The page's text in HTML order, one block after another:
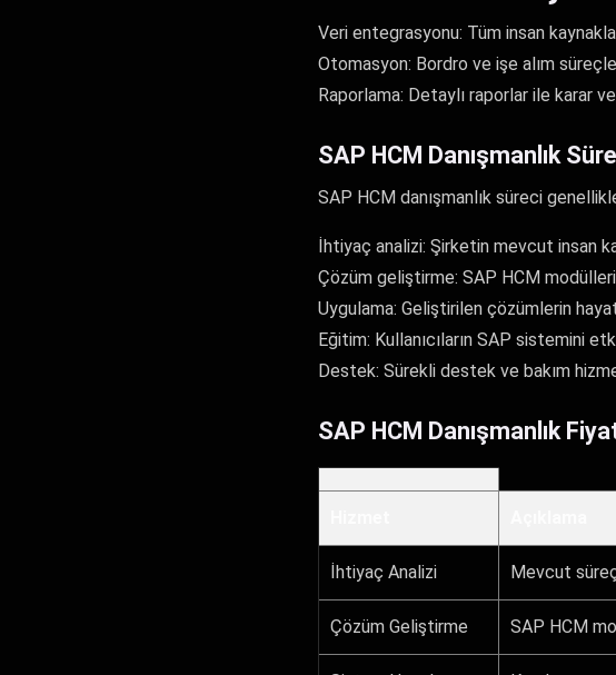
Veri entegrasyonu: Tüm insan
Otomasyon: Bordro ve işe alım
Raporlama: Detaylı raporlar ile karar
SAP HCM Danışmanlık
SAP HCM danışmanlık süreci
İhtiyaç analizi: Şirketin mevcut insan
Çözüm geliştirme: SAP HCM
Uygulama: Geliştirilen çözümlerin
Eğitim: Kullanıcıların SAP sistemini
Destek: Sürekli destek ve bakım
SAP HCM Danışmanlık
İhtiyaç Analizi Mevcut
Çözüm Geliştirme SAP HCM